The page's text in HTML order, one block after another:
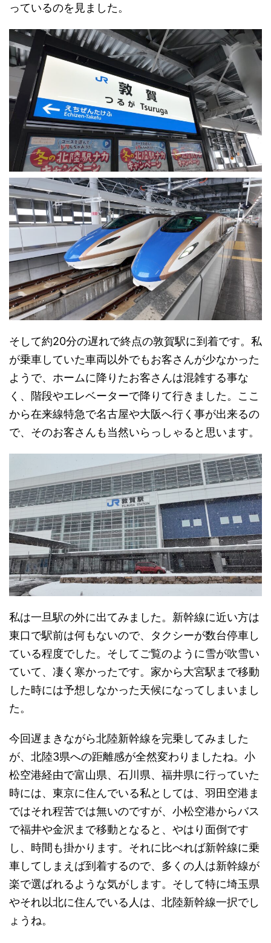
っているのを見ました。
そして約20分の遅れで終点の敦賀駅に到着です。私
が乗車していた車両以外でもお客さんが少なかった
ようで、ホームに降りたお客さんは混雑する事な
く、階段やエレベーターで降りて行きました。ここ
から在来線特急で名古屋や大阪へ行く事が出来るの
で、そのお客さんも当然いらっしゃると思います。
私は一旦駅の外に出てみました。新幹線に近い方は
東口で駅前は何もないので、タクシーが数台停車し
ている程度でした。そしてご覧のように雪が吹雪い
ていて、凄く寒かったです。家から大宮駅まで移動
した時には予想しなかった天候になってしまいまし
た。
今回遅まきながら北陸新幹線を完乗してみました
が、北陸3県への距離感が全然変わりましたね。小
松空港経由で富山県、石川県、福井県に行っていた
時には、東京に住んでいる私としては、羽田空港ま
ではそれ程苦では無いのですが、小松空港からバス
で福井や金沢まで移動となると、やはり面倒です
し、時間も掛かります。それに比べれば新幹線に乗
車してしまえば到着するので、多くの人は新幹線が
楽で選ばれるような気がします。そして特に埼玉県
やそれ以北に住んでいる人は、北陸新幹線一択でし
ょうね。